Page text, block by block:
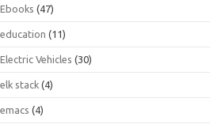
Ebooks (47)
education (11)
Electric Vehicles (30)
elk stack (4)
emacs (4)